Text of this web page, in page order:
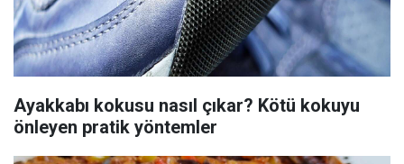
Ayakkabı kokusu nasıl çıkar? Kötü kokuyu
önleyen pratik yöntemler